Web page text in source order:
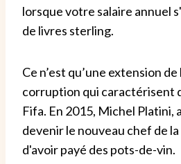
lorsque votre salaire annuel
de livres sterling.
Ce n’est qu’une extension
corruption qui caractérisent
Fifa. En 2015, Michel Platini,
devenir le nouveau chef de
d'avoir payé des pots-de-vin.